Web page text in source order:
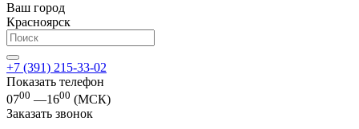
Ваш город
Красноярск
+7 (391) 215-33-02
Показать телефон
0700 —1600 (МСК)
Заказать звонок